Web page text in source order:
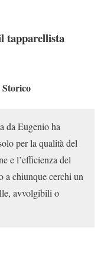
tapparellista
da Eugenio ha
per la qualità del
e l’efficienza del
a chiunque cerchi un
avvolgibili o